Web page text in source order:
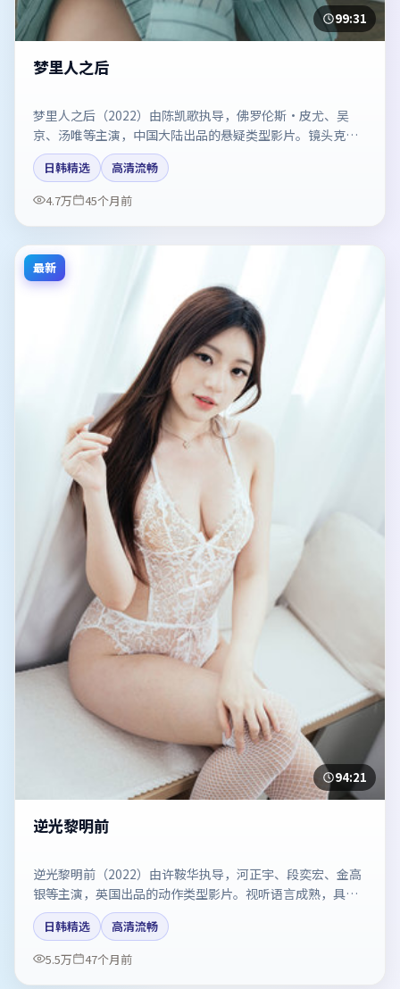
99:31
梦里人之后
梦里人之后（2022）由陈凯歌执导，佛罗伦斯·皮尤、吴
京、汤唯等主演，中国大陆出品的悬疑类型影片。镜头克制
却充满张力，人物弧光完整。剧情简介与主创信息可供检索
参考，上映日期以片方资料为准。
日韩精选
高清流畅
4.7万
45个月前
最新
94:21
逆光黎明前
逆光黎明前（2022）由许鞍华执导，河正宇、段奕宏、金高
银等主演，英国出品的动作类型影片。视听语言成熟，具备
院线质感。剧情简介与主创信息可供检索参考，上映日期以
片方资料为准。
日韩精选
高清流畅
5.5万
47个月前